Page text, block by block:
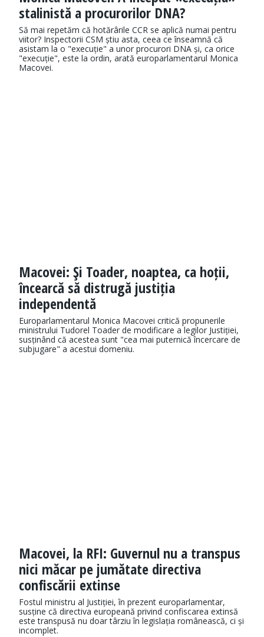
stalinistă a procurorilor DNA?
Să mai repetăm că hotărârile CCR se aplică numai pentru
viitor? Inspectorii CSM știu asta, ceea ce înseamnă că
asistam la o "execuție" a unor procurori DNA și, ca orice
"execuție", este la ordin, arată europarlamentarul Monica
Macovei.
Macovei: Şi Toader, noaptea, ca hoții,
încearcă să distrugă justiția
independentă
Europarlamentarul Monica Macovei critică propunerile
ministrului Tudorel Toader de modificare a legilor Justiției,
susținând că acestea sunt "cea mai puternică încercare de
subjugare" a acestui domeniu.
Macovei, la RFI: Guvernul nu a transpus
nici măcar pe jumătate directiva
confiscării extinse
Fostul ministru al Justiției, în prezent europarlamentar,
susține că directiva europeană privind confiscarea extinsă
este transpusă nu doar târziu în legislația românească, ci și
incomplet.